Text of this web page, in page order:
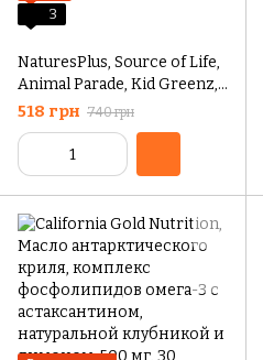
3
NaturesPlus, Source of Life,
Animal Parade, Kid Greenz,
вкус натуральных
тропических фруктов, 90
животных
518 грн 740 грн